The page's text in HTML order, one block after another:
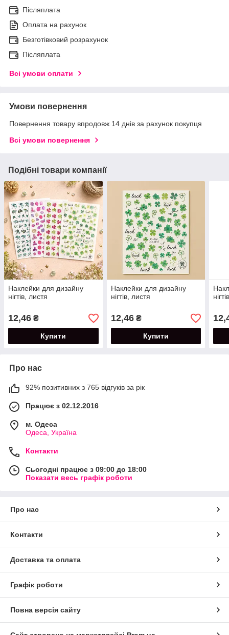
Післяплата
Оплата на рахунок
Безготівковий розрахунок
Післяплата
Всі умови оплати
Умови повернення
Повернення товару впродовж 14 днів за рахунок покупця
Всі умови повернення
Подібні товари компанії
Наклейки для дизайну
нігтів, листя
12,46 ₴
Купити
Наклейки для дизайну
нігтів, листя
12,46₴
Купити
Про нас
92% позитивних з 765 відгуків за рік
Працює з 02.12.2016
м. Одеса
Одеса, Україна
Контакти
Сьогодні працює з 09:00 до 18:00
Показати весь графік роботи
Про нас
Контакти
Доставка та оплата
Графік роботи
Повна версія сайту